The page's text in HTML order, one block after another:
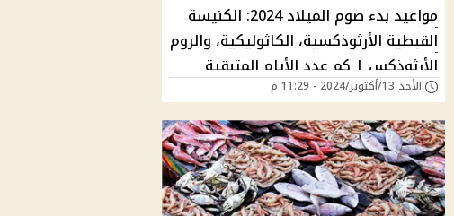
مواعيد بدء صوم الميلاد 2024: الكنيسة
القبطية الأرثوذكسية، الكاثوليكية، والروم
الأرثوذكس | كم عدد الأيام المتبقية
لبداية الصيام؟
الأحد 13/أكتوبر/2024 - 11:29 م